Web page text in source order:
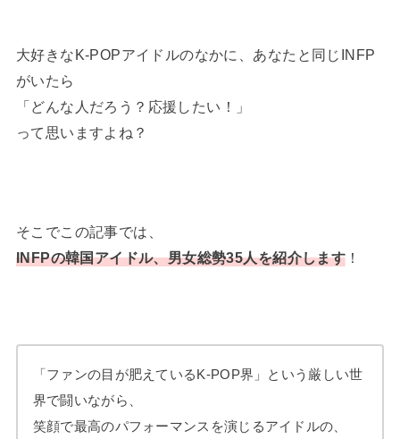
大好きなK-POPアイドルのなかに、あなたと同じINFP
がいたら
「どんな人だろう？応援したい！」
って思いますよね？
そこでこの記事では、
INFPの韓国アイドル、男女総勢35人を紹介します ！
「ファンの目が肥えているK-POP界」という厳しい世
界で闘いながら、
笑顔で最高のパフォーマンスを演じるアイドルの、